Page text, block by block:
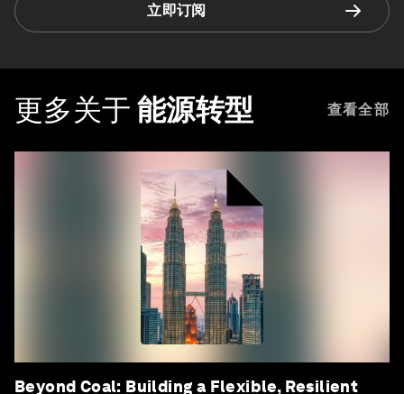
立即订阅
更多关于 能源转型 查看全部
Beyond Coal: Building a Flexible, Resilient